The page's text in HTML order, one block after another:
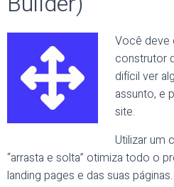
Você deve
construtor
difícil ver
assunto, e
site.
Utilizar um
“arrasta e solta” otimiza todo o
landing pages e das suas páginas.